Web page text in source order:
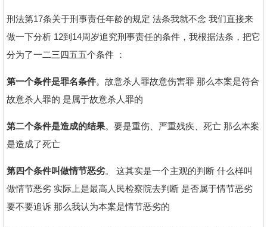
刑法第17条关于刑事责任年龄的规定 法条我就不念 我们直接来
做一下分析 12到14周岁追究刑事责任的条件，我根据法条，把它
分为了一二三四五五个条件 ：
第一个条件是罪名条件。故意杀人罪故意伤害罪 那么本案是符合
故意杀人罪的 是属于故意杀人罪的
第二个条件是造成的结果。要是重伤、严重残疾、死亡 那么本案
是造成了死亡
第四个条件叫做情节恶劣。 这其实是一个主观的判断 什么样叫
做情节恶劣 实际上是最高人民检察院去判断 是否属于情节恶劣
要不要追诉 那么我认为本案是情节恶劣的